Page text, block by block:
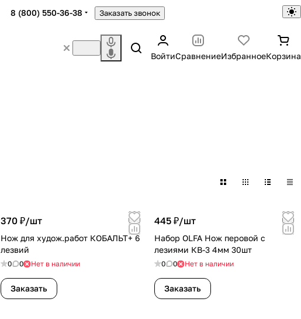
8 (800) 550-36-38 Заказать звонок
ВойтиСравнениеИзбранноеКорзина
370 ₽/шт
Нож для худож.работ КОБАЛЬТ+ 6
лезвий
0 0 Нет в наличии
Заказать
445 ₽/шт
Набор OLFA Нож перовой с
лезиями КВ-3 4мм 30шт
0 0 Нет в наличии
Заказать